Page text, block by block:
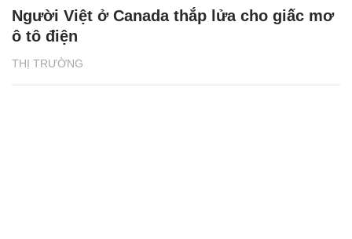
THỊ TRƯỜNG
Người Việt ở Canada thắp lửa cho giấc mơ
ô tô điện